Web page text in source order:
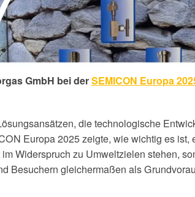
GmbH bei derSEMICON Europa
die technologische
Europa 2025 zeigte, wie wichtig es
Widerspruch zu Umweltzielen stehen,
Besuchern gleichermaßen als